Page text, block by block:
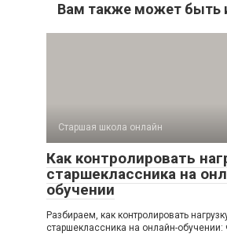
Вам также может быть
Старшая школа онлайн
Как контролировать
старшеклассника на
обучении
Разбираем, как контролировать
старшеклассника на онлайн-обучении: